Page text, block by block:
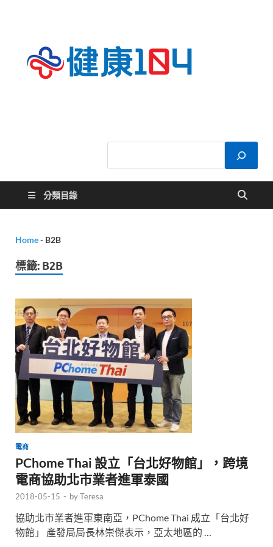
分類目錄
Home- B2B
標籤: B2B
電商
PChome Thai 設立「台北好物館」，跨境
電商協助北市業者進軍泰國
2018-05-15 - byTeresa
協助北市業者進軍東南亞，PChome Thai 成立「台北好
物館」 產發局局長林崇傑表示，亞太地區的 …